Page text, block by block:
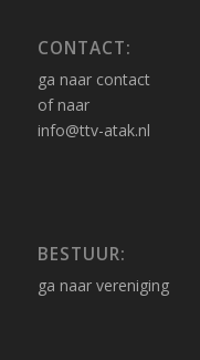
CONTACT:
ga naar contact
of naar
info@ttv-atak.nl
BESTUUR:
ga naar vereniging